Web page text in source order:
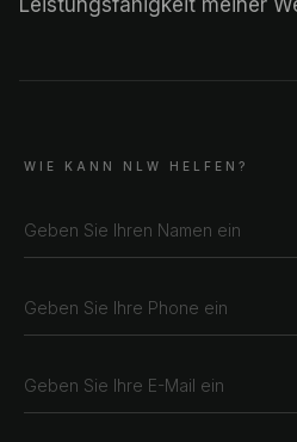
Leistungsfähigkeit meiner
WIE KANN NLW HELFEN?
Engert &